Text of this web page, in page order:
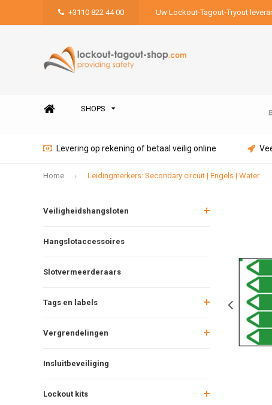
+3110 822 44 00 Uw Lockout-Tagout-Tryout
SHOPS
Levering op rekening of betaal veilig online
Home Leidingmerkers: Secondary circuit | Engels | Water
Veiligheidshangsloten
Hangslotaccessoires
Slotvermeerderaars
Tags en labels
Vergrendelingen
Insluitbeveiliging
Lockout kits